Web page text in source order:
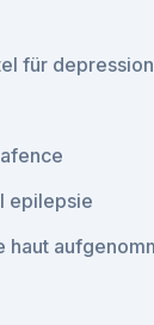
für
epilepsie
haut